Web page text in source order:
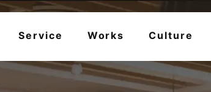
Service Works Culture